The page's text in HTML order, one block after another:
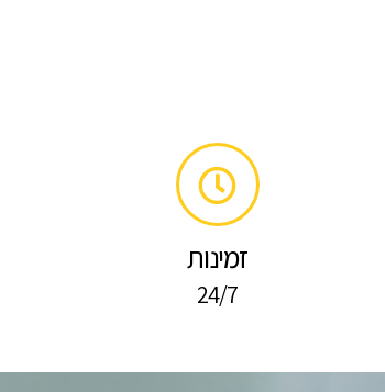
זמינות
24/7